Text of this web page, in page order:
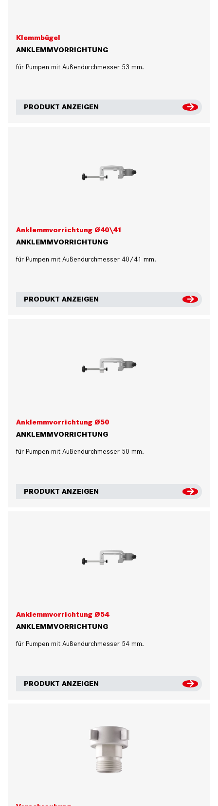
Klemmbügel
ANKLEMMVORRICHTUNG
für Pumpen mit Außendurchmesser 53 mm.
PRODUKT ANZEIGEN
Anklemmvorrichtung Ø40\41
ANKLEMMVORRICHTUNG
für Pumpen mit Außendurchmesser 40/41 mm.
PRODUKT ANZEIGEN
Anklemmvorrichtung Ø50
ANKLEMMVORRICHTUNG
für Pumpen mit Außendurchmesser 50 mm.
PRODUKT ANZEIGEN
Anklemmvorrichtung Ø54
ANKLEMMVORRICHTUNG
für Pumpen mit Außendurchmesser 54 mm.
PRODUKT ANZEIGEN